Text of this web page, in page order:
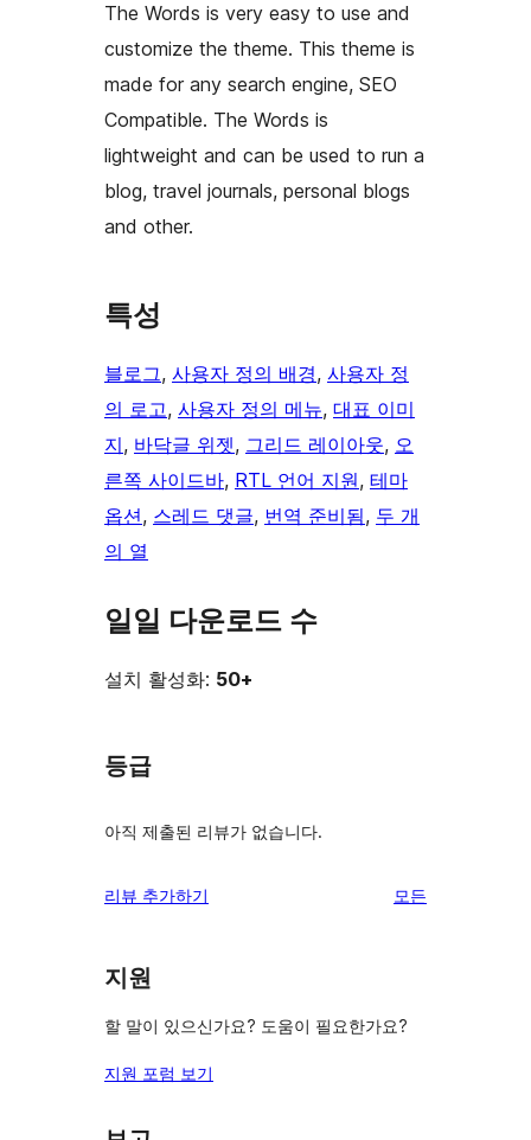
The Words is very easy to use and
customize the theme. This theme is
made for any search engine, SEO
Compatible. The Words is
lightweight and can be used to run a
blog, travel journals, personal blogs
and other.
특성
블로그, 사용자 정의 배경, 사용자 정
의 로고, 사용자 정의 메뉴, 대표 이미
지, 바닥글 위젯, 그리드 레이아웃, 오
른쪽 사이드바, RTL 언어 지원, 테마
옵션, 스레드 댓글, 번역 준비됨, 두 개
의 열
일일 다운로드 수
설치 활성화: 50+
등급
아직 제출된 리뷰가 없습니다.
리뷰 추가하기 모든
지원
할 말이 있으신가요? 도움이 필요한가요?
지원 포럼 보기